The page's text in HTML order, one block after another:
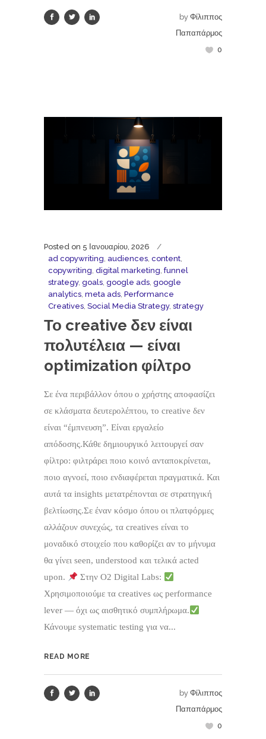
by Φίλιππος
Παπαπάρμος
0
Posted on 5 Ιανουαρίου, 2026
ad copywriting, audiences, content,
copywriting, digital marketing, funnel
strategy, goals, google ads, google
analytics, meta ads, Performance
Creatives, Social Media Strategy, strategy
Το creative δεν είναι
πολυτέλεια — είναι
optimization φίλτρο
Σε ένα περιβάλλον όπου ο χρήστης αποφασίζει
σε κλάσματα δευτερολέπτου, το creative δεν
είναι “έμπνευση”. Είναι εργαλείο
απόδοσης.Κάθε δημιουργικό λειτουργεί σαν
φίλτρο: φιλτράρει ποιο κοινό ανταποκρίνεται,
ποιο αγνοεί, ποιο ενδιαφέρεται πραγματικά. Και
αυτά τα insights μετατρέπονται σε στρατηγική
βελτίωσης.Σε έναν κόσμο όπου οι πλατφόρμες
αλλάζουν συνεχώς, τα creatives είναι το
μοναδικό στοιχείο που καθορίζει αν το μήνυμα
θα γίνει seen, understood και τελικά acted
upon.
Στην O2 Digital Labs:
Χρησιμοποιούμε τα creatives ως performance
lever — όχι ως αισθητικό συμπλήρωμα.
Κάνουμε systematic testing για να...
READ MORE
by Φίλιππος
Παπαπάρμος
0